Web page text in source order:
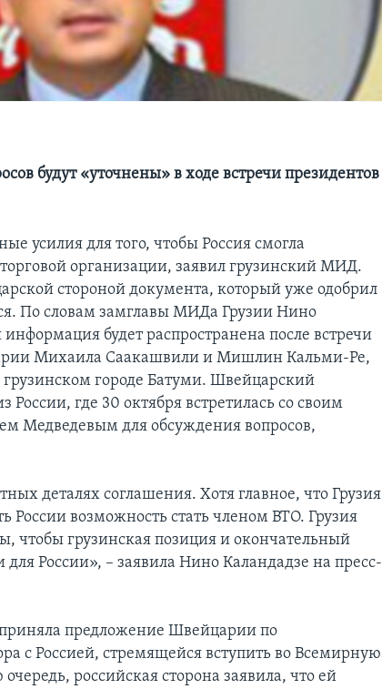
будут «уточнены» в ходе встречи президентов
усилия для того, чтобы Россия смогла
организации, заявил грузинский МИД.
стороной документа, который уже одобрил
По словам замглавы МИДа Грузии Нино
будет распространена после встречи
Михаила Саакашвили и Мишлин Кальми-Ре,
грузинском городе Батуми. Швейцарский
где 30 октября встретилась со своим
Медведевым для обсуждения вопросов,
деталях соглашения. Хотя главное, что Грузия
России возможность стать членом ВТО. Грузия
чтобы грузинская позиция и окончательный
России», – заявила Нино Каландадзе на пресс-
предложение Швейцарии по
с Россией, стремящейся вступить во Всемирную
российская сторона заявила, что ей